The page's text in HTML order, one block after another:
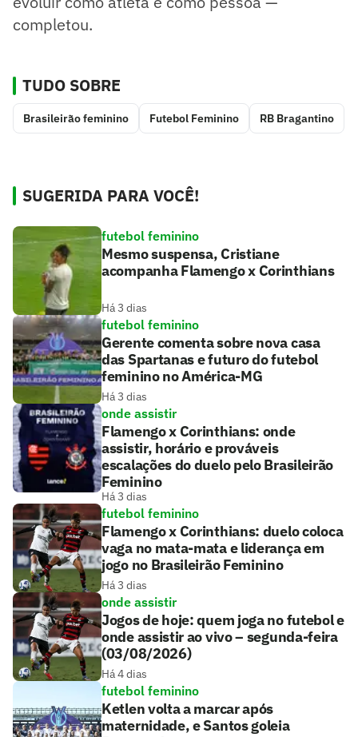
completou.
TUDO SOBRE
Brasileirão feminino Futebol Feminino RB Bragantino
SUGERIDA PARA VOCÊ!
futebol feminino
Mesmo suspensa, Cristiane
acompanha Flamengo x Corinthians
Há 3 dias
futebol feminino
Gerente comenta sobre nova casa
das Spartanas e futuro do futebol
feminino no América-MG
Há 3 dias
onde assistir
Flamengo x Corinthians: onde
assistir, horário e prováveis
escalações do duelo pelo Brasileirão
Feminino
Há 3 dias
futebol feminino
Flamengo x Corinthians: duelo coloca
vaga no mata-mata e liderança em
jogo no Brasileirão Feminino
Há 3 dias
onde assistir
Jogos de hoje: quem joga no futebol e
onde assistir ao vivo – segunda-feira
(03/08/2026)
Há 4 dias
futebol feminino
Ketlen volta a marcar após
maternidade, e Santos goleia